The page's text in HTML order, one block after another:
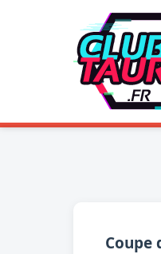
Coupe